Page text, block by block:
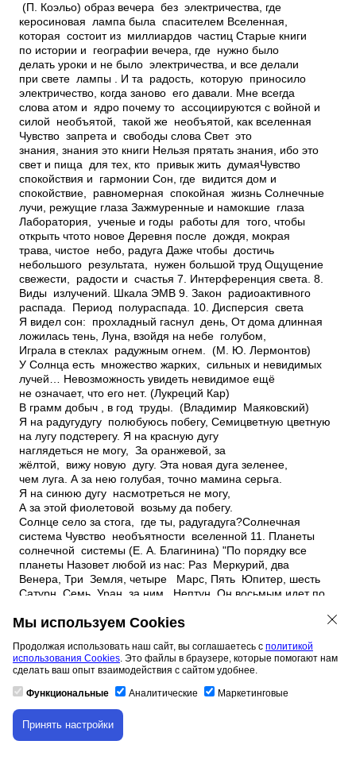
Скачивание материала доступно только для
авторизованных пользователей.
Мы используем Cookies
Продолжая использовать наш сайт, вы соглашаетесь с политикой
использования Cookies. Это файлы в браузере, которые помогают нам
сделать ваш опыт взаимодействия с сайтом удобнее.
Функциональные Аналитические Маркетинговые
Принять настройки